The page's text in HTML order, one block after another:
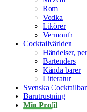
Rom
Vodka
Likörer
Vermouth
Cocktailvärlden
Händelser,
Bartenders
Kända barer
Litteratur
Svenska
Barutrustning
Min Profil